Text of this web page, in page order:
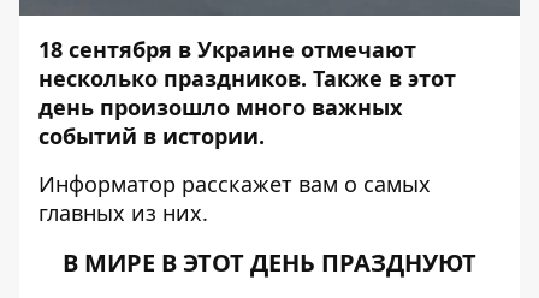
18 сентября в Украине отмечают
несколько праздников. Также в этот
день произошло много важных
событий в истории.
Информатор расскажет вам о самых
главных из них.
В МИРЕ В ЭТОТ ДЕНЬ ПРАЗДНУЮТ